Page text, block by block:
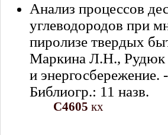
Анализ процессов
углеводородов при
пиролизе твердых
Маркина Л.Н.,
и
Библиогр.: 11 назв.
С4605 кх